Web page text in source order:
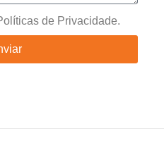
de Privacidade.